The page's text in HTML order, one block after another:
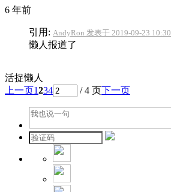
6 年前
引用: AndyRon 发表于 2019-09-23 10:30
懒人报道了
活捉懒人
上一页1234 / 4 页下一页